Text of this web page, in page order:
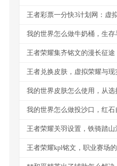
我的世界皮肤怎么使用，从